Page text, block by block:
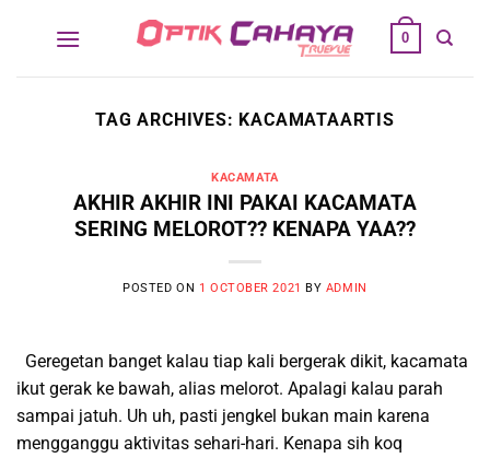
0
TAG ARCHIVES: KACAMATAARTIS
KACAMATA
AKHIR AKHIR INI PAKAI KACAMATA
SERING MELOROT?? KENAPA YAA??
POSTED ON 1 OCTOBER 2021 BY ADMIN
Geregetan banget kalau tiap kali bergerak dikit, kacamata
ikut gerak ke bawah, alias melorot. Apalagi kalau parah
sampai jatuh. Uh uh, pasti jengkel bukan main karena
mengganggu aktivitas sehari-hari. Kenapa sih koq